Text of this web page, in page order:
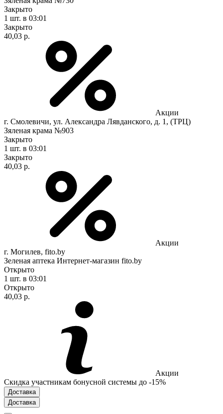
Закрыто
1 шт. в 03:01
Закрыто
40,03 р.
Акции
г. Смолевичи, ул. Александра Лявданского, д. 1, (ТРЦ)
Зяленая крама №903
Закрыто
1 шт. в 03:01
Закрыто
40,03 р.
Акции
г. Могилев, fito.by
Зеленая аптека Интернет-магазин fito.by
Открыто
1 шт. в 03:01
Открыто
40,03 р.
Акции
Скидка участникам бонусной системы до -15%
Доставка
Доставка